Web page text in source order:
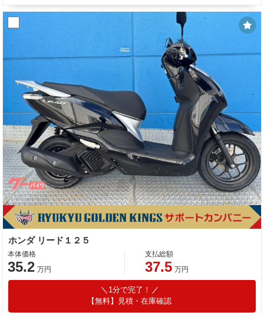
ホンダ リード１２５
本体価格
35.2 万円
支払総額
37.5 万円
1分で完了！
【無料】見積・在庫確認